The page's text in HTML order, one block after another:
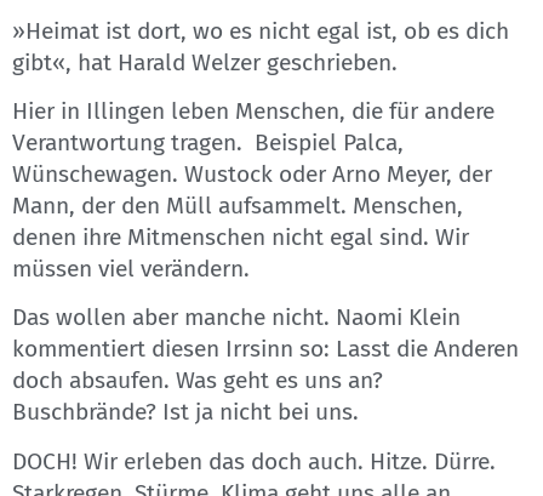
»Heimat ist dort, wo es nicht egal ist, ob es dich
gibt«, hat Harald Welzer geschrieben.
Hier in Illingen leben Menschen, die für andere
Verantwortung tragen. Beispiel Palca,
Wünschewagen. Wustock oder Arno Meyer, der
Mann, der den Müll aufsammelt. Menschen,
denen ihre Mitmenschen nicht egal sind. Wir
müssen viel verändern.
Das wollen aber manche nicht. Naomi Klein
kommentiert diesen Irrsinn so: Lasst die Anderen
doch absaufen. Was geht es uns an?
Buschbrände? Ist ja nicht bei uns.
DOCH! Wir erleben das doch auch. Hitze. Dürre.